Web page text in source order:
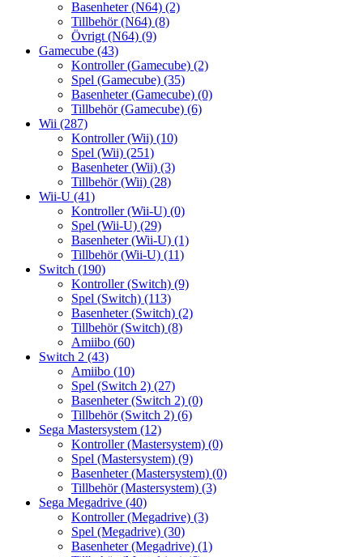
Basenheter (N64) (2)
Tillbehör (N64) (8)
Övrigt (N64) (9)
Gamecube (43)
Kontroller (Gamecube) (2)
Spel (Gamecube) (35)
Basenheter (Gamecube) (0)
Tillbehör (Gamecube) (6)
Wii (287)
Kontroller (Wii) (10)
Spel (Wii) (251)
Basenheter (Wii) (3)
Tillbehör (Wii) (28)
Wii-U (41)
Kontroller (Wii-U) (0)
Spel (Wii-U) (29)
Basenheter (Wii-U) (1)
Tillbehör (Wii-U) (11)
Switch (190)
Kontroller (Switch) (9)
Spel (Switch) (113)
Basenheter (Switch) (2)
Tillbehör (Switch) (8)
Amiibo (60)
Switch 2 (43)
Amiibo (10)
Spel (Switch 2) (27)
Basenheter (Switch 2) (0)
Tillbehör (Switch 2) (6)
Sega Mastersystem (12)
Kontroller (Mastersystem) (0)
Spel (Mastersystem) (9)
Basenheter (Mastersystem) (0)
Tillbehör (Mastersystem) (3)
Sega Megadrive (40)
Kontroller (Megadrive) (3)
Spel (Megadrive) (30)
Basenheter (Megadrive) (1)